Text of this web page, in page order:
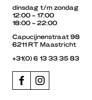
dinsdag t/m zondag
12:00 – 17:00
18:00 – 22:00
Capucijnenstraat 98
6211 RT Maastricht
+31(0) 6 13 33 35 83